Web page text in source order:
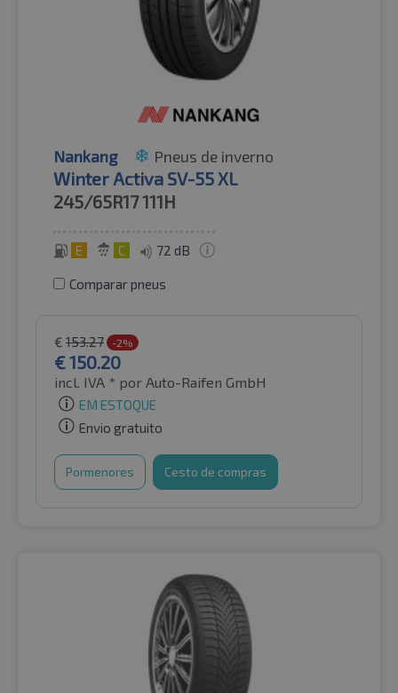
Nankang Pneus de inverno
Winter Activa SV-55 XL
245/65R17111H
E C 72 dB
Comparar pneus
€ 153.27 -2%
€150.20
incl. IVA * por Auto-Raifen GmbH
EM ESTOQUE
Envio gratuito
Pormenores Cesto de compras